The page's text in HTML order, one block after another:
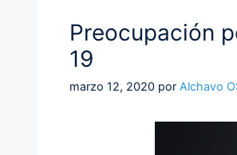
Preocupación
19
marzo 12, 2020 por Alchavo